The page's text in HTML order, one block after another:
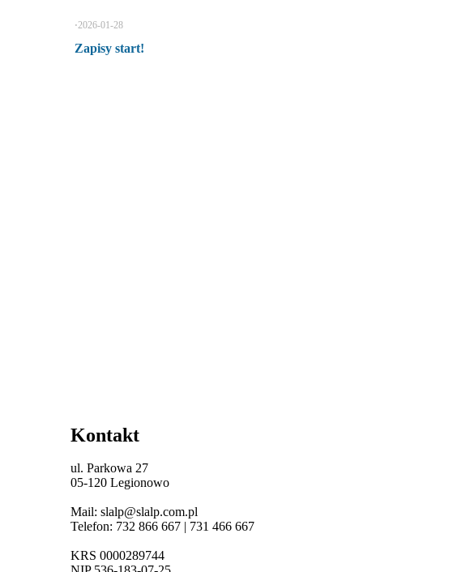
Zapisy start!
⋅2026-01-28
Kontakt
ul. Parkowa 27
05-120 Legionowo
Mail: slalp@slalp.com.pl
Telefon: 732 866 667 | 731 466 667
KRS 0000289744